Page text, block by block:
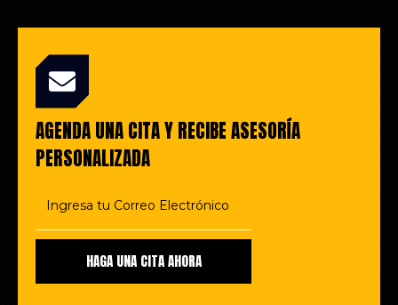
AGENDA UNA CITA Y RECIBE ASESORÍA
PERSONALIZADA